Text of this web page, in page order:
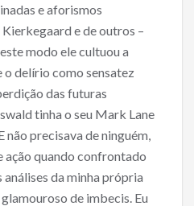
e aforismos
e de outros –
modo ele cultuou a
delírio como sensatez
das futuras
tinha o seu Mark Lane
não precisava de ninguém,
ação quando confrontado
da minha própria
de imbecis. Eu